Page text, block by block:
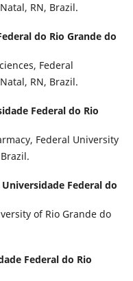
RN, Brazil.
do Rio Grande do
Federal
RN, Brazil.
Federal do Rio
Federal University
Universidade Federal do
of Rio Grande do
Federal do Rio